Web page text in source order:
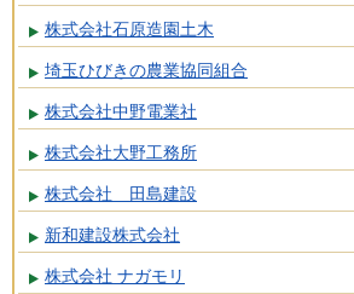
株式会社石原造園土木
埼玉ひびきの農業協同組合
株式会社中野電業社
株式会社大野工務所
株式会社 田島建設
新和建設株式会社
株式会社 ナガモリ